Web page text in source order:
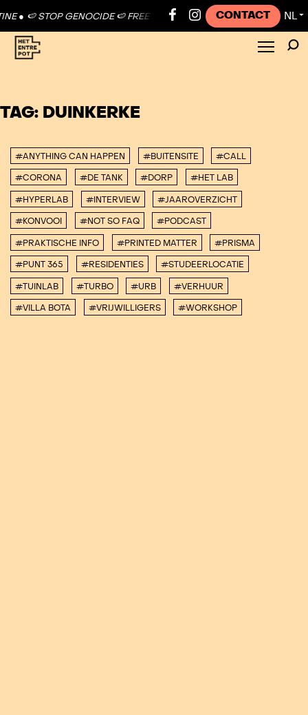
● 🍉 STOP GENOCIDE 🍉 FREE PALESTINE ● 🍉 STOP GENOCIDE 🍉
CONTACT NL ▼
TAG: DUINKERKE
#ANYTHING CAN HAPPEN #BUITENSITE #CALL
#CORONA #DE TANK #DORP #HET LAB
#HYPERLAB #INTERVIEW #JAAROVERZICHT
#KONVOOI #NOT SO FAQ #PODCAST
#PRAKTISCHE INFO #PRINTED MATTER #PRISMA
#PUNT 365 #RESIDENTIES #STUDEERLOCATIE
#TUINLAB #TURBO #URB #VERHUUR
#VILLA BOTA #VRIJWILLIGERS #WORKSHOP